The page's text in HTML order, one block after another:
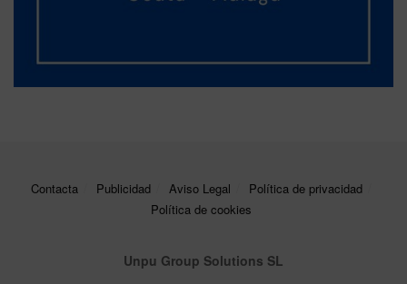
Contacta Publicidad Aviso Legal
Política de privacidad
Política de cookies
Unpu Group Solutions SL